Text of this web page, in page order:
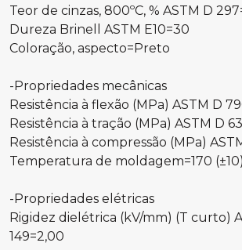
Teor de cinzas, 800ºC, % ASTM D
Dureza Brinell ASTM E10=30
Coloração, aspecto=Preto
-Propriedades mecânicas
Resistência à flexão (MPa) ASTM D
Resistência à tração (MPa) ASTM D
Resistência à compressão (MPa)
Temperatura de moldagem=170 (±10)
-Propriedades elétricas
Rigidez dielétrica (kV/mm) (T curto)
149=2,00